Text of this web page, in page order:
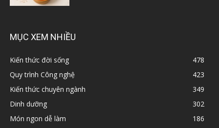
MỤC XEM NHIỀU
Kiến thức đời sống
478
Quy trình Công nghệ
423
Kiến thức chuyên ngành
349
Dinh dưỡng
302
Món ngon dễ làm
186